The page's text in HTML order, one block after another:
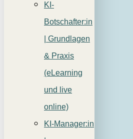
KI-
Botschafter:in
| Grundlagen
& Praxis
(eLearning
und live
online)
KI-Manager:in